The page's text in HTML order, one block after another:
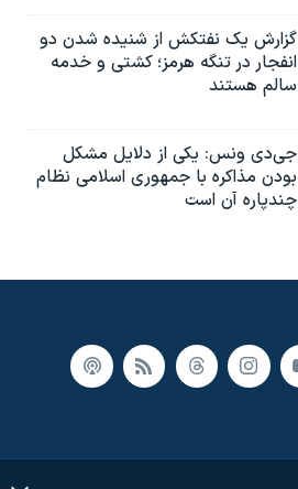
گزارش یک نفتکش از شنیده شدن دو
انفجار در تنگه هرمز؛ کشتی و خدمه
سالم هستند
جی‌دی ونس: یکی از دلایل مشکل
بودن مذاکره با جمهوری اسلامی نظام
چندپاره آن است